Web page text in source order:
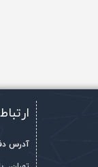
آدرس